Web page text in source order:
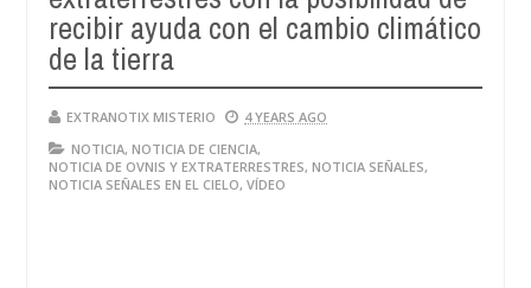
recibir ayuda con el cambio climático
de la tierra
EXTRANOTIX MISTERIO
4 YEARS AGO
NOTICIA, NOTICIA DE CIENCIA,
NOTICIA DE OVNIS Y EXTRATERRESTRES, NOTICIA SEÑALES,
NOTICIA SEÑALES EN EL CIELO, VÍDEO